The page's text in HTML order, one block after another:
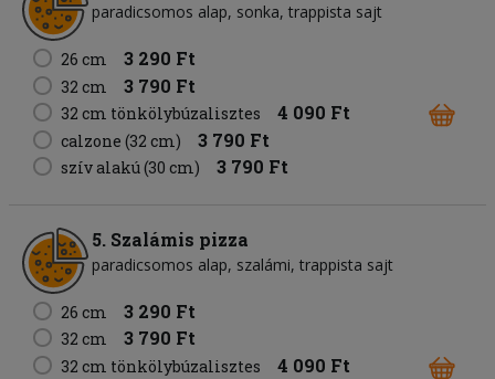
paradicsomos alap sonka trappista sajt
26 cm 3 290 Ft
32 cm 3 790 Ft
32 cm tönkölybúzalisztes 4 090 Ft
calzone (32 cm) 3 790 Ft
szív alakú (30 cm) 3 790 Ft
5. Szalámis pizza
paradicsomos alap szalámi trappista sajt
26 cm 3 290 Ft
32 cm 3 790 Ft
32 cm tönkölybúzalisztes 4 090 Ft